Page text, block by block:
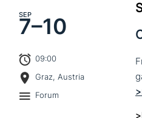
SEP
7–10
09:00
Graz, Austria
Forum